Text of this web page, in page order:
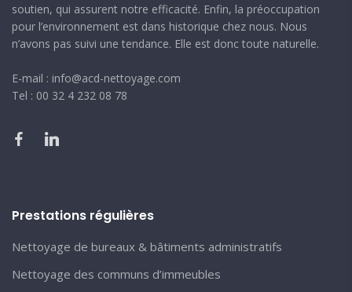
soutien, qui assurent notre efficacité. Enfin, la préoccupation
pour l’environnement est dans historique chez nous. Nous
n’avons pas suivi une tendance. Elle est donc toute naturelle.
E-mail : info@acd-nettoyage.com
Tel : 00 32 4 232 08 78
Prestations régulières
Nettoyage de bureaux & bâtiments administratifs
Nettoyage des communs d’immeubles